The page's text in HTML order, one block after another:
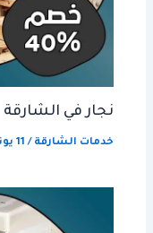
نجار في الشارقة
خدمات الشارقة / 11 يونيو، 2025